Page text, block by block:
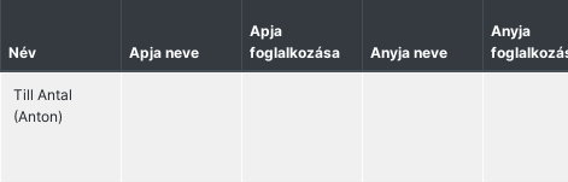
Név Apja neve
Apja
foglalkozása
Anyja neve
Anyja
Till Antal
(Anton)